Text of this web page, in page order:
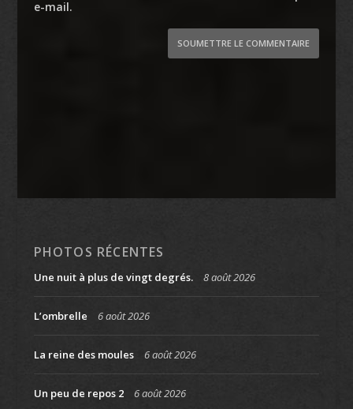
e-mail.
SOUMETTRE LE COMMENTAIRE
PHOTOS RÉCENTES
Une nuit à plus de vingt degrés. 8 août 2026
L’ombrelle 6 août 2026
La reine des moules 6 août 2026
Un peu de repos 2 6 août 2026